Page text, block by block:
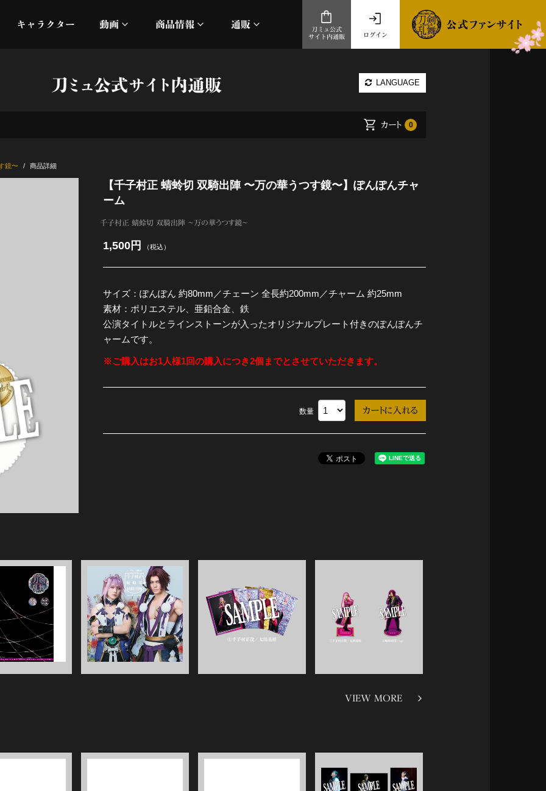
キャラクター 動画
オフィシャルムービー
商品情報
加州清光 単騎出陣 極
静かなる夜半の寝ざめ
十周年記念 乱舞博覧会
全公演グッズ
ディスコグラフィー
通販
ログイン
刀ミュ公式
サイト内通販
刀ミュ公式サイト内通販 LANGUAGE
カート 0
鏡〜 商品詳細
【千子村正 蜻蛉切 双騎出陣 〜万の華うつす鏡〜】ぽんぽんチャ
ーム
千子村正 蜻蛉切 双騎出陣 〜万の華うつす鏡〜
1,500円 （税込）
サイズ：ぽんぽん 約80mm／チェーン 全長約200mm／チャーム 約25mm
素材：ポリエステル、亜鉛合金、鉄
公演タイトルとラインストーンが入ったオリジナルプレート付きのぽんぽんチ
ャームです。
※ご購入はお1人様1回の購入につき2個までとさせていただきます。
数量
VIEW MORE